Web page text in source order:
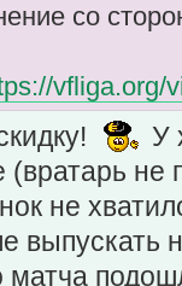
со
vfliga.org/
У
(вратарь не
не
выпускать
матча